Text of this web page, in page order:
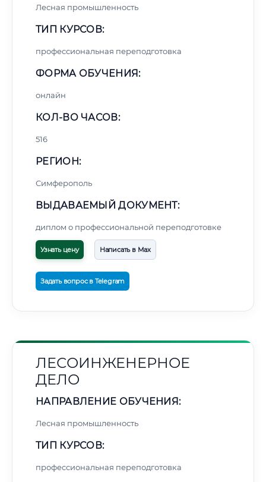
Лесная промышленность
ТИП КУРСОВ:
профессиональная переподготовка
ФОРМА ОБУЧЕНИЯ:
онлайн
КОЛ-ВО ЧАСОВ:
516
РЕГИОН:
Симферополь
ВЫДАВАЕМЫЙ ДОКУМЕНТ:
диплом о профессиональной переподготовке
Узнать цену Написать в Max
Задать вопрос в Telegram
ЛЕСОИНЖЕНЕРНОЕ
ДЕЛО
НАПРАВЛЕНИЕ ОБУЧЕНИЯ:
Лесная промышленность
ТИП КУРСОВ:
профессиональная переподготовка